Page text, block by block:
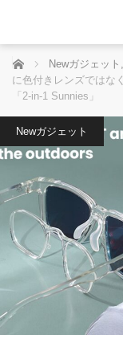
ホーム Newガジェット ,
に色付きレンズではな
「2-in-1 Sunnies」
Newガジェット